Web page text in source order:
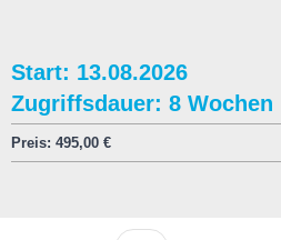
Start: 13.08.2026
Zugriffsdauer: 8 Wochen
Preis: 495,00 €